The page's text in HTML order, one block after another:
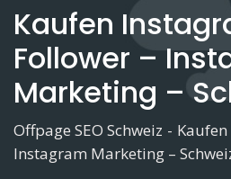
Kaufen
Follower –
Marketing –
Offpage SEO Schweiz -
Instagram Marketing –